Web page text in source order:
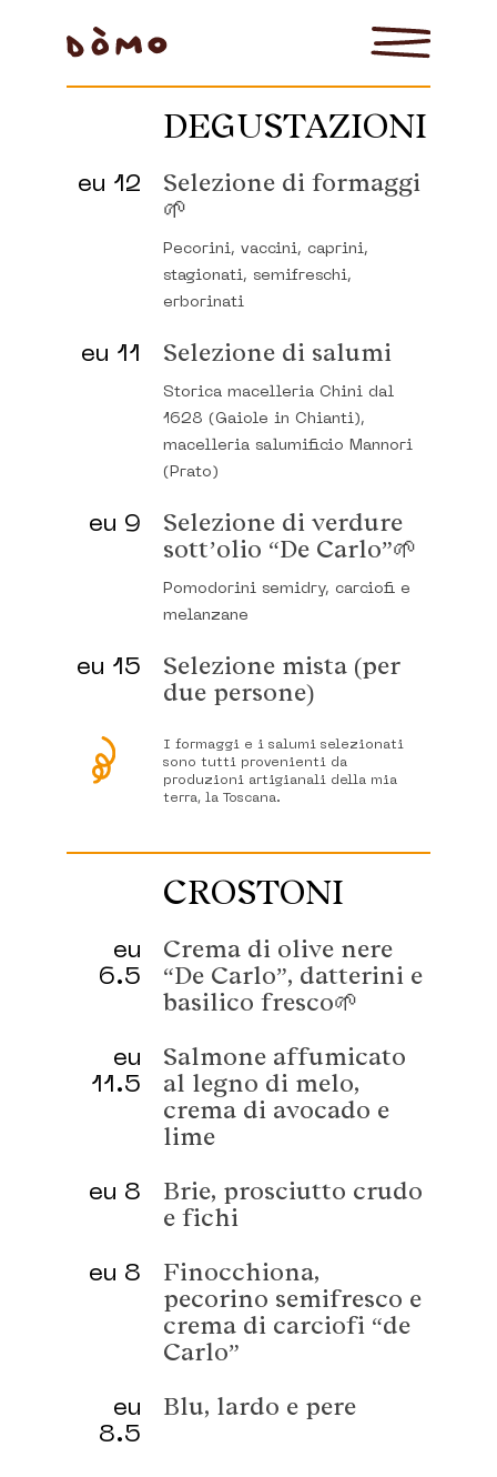
DEGUSTAZIONI
eu 12
Selezione di formaggi
🌱
Pecorini, vaccini, caprini,
stagionati, semifreschi,
erborinati
eu 11 Selezione di salumi
Storica macelleria Chini dal
1628 (Gaiole in Chianti),
macelleria salumificio Mannori
(Prato)
eu 9
Selezione di verdure
sott’olio “De Carlo”🌱
Pomodorini semidry, carciofi e
melanzane
eu 15
Selezione mista (per
due persone)
I formaggi e i salumi selezionati
sono tutti provenienti da
produzioni artigianali della mia
terra, la Toscana.
CROSTONI
eu
6.5
Crema di olive nere
“De Carlo”, datterini e
basilico fresco🌱
eu
11.5
Salmone affumicato
al legno di melo,
crema di avocado e
lime
eu 8
Brie, prosciutto crudo
e fichi
eu 8
Finocchiona,
pecorino semifresco e
crema di carciofi “de
Carlo”
eu
8.5
Blu, lardo e pere